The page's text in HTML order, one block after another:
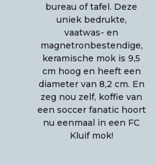
bureau of tafel. Deze
uniek bedrukte,
vaatwas- en
magnetronbestendige,
keramische mok is 9,5
cm hoog en heeft een
diameter van 8,2 cm. En
zeg nou zelf, koffie van
een soccer fanatic hoort
nu eenmaal in een FC
Kluif mok!